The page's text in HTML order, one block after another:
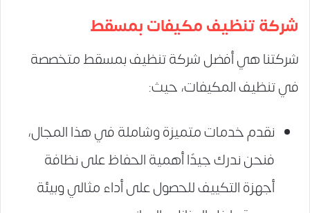
شركة تنظيف مكيفات بمسقط
شركتنا هي أفضل شركة تنظيف بمسقط متخصصة
في تنظيف المكيفات، حيث:
نقدم خدمات متميزة وشاملة في هذا المجال،
فنحن ندرك جيدًا أهمية الحفاظ على نظافة
أجهزة التكييف للحصول على أداء مثالي وبيئة